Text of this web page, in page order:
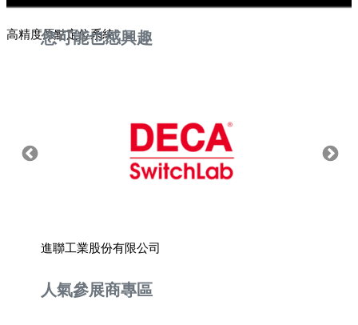
高精度原點定位系統
您可能也感興趣
進聯工業股份有限公司
人氣參展商專區